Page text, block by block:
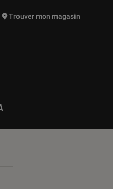
vous être proposées
Trouver mon magasin